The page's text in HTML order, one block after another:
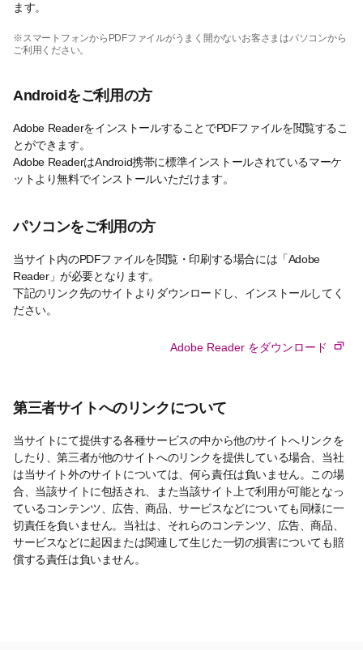
ます。
※スマートフォンからPDFファイルがうまく開かないお客さまはパソコンから
ご利用ください。
Androidをご利用の方
Adobe ReaderをインストールすることでPDFファイルを閲覧するこ
とができます。
Adobe ReaderはAndroid携帯に標準インストールされているマーケ
ットより無料でインストールいただけます。
パソコンをご利用の方
当サイト内のPDFファイルを閲覧・印刷する場合には「Adobe
Reader」が必要となります。
下記のリンク先のサイトよりダウンロードし、インストールしてく
ださい。
Adobe Reader をダウンロード
第三者サイトへのリンクについて
当サイトにて提供する各種サービスの中から他のサイトへリンクを
したり、第三者が他のサイトへのリンクを提供している場合、当社
は当サイト外のサイトについては、何ら責任は負いません。この場
合、当該サイトに包括され、また当該サイト上で利用が可能となっ
ているコンテンツ、広告、商品、サービスなどについても同様に一
切責任を負いません。当社は、それらのコンテンツ、広告、商品、
サービスなどに起因または関連して生じた一切の損害についても賠
償する責任は負いません。